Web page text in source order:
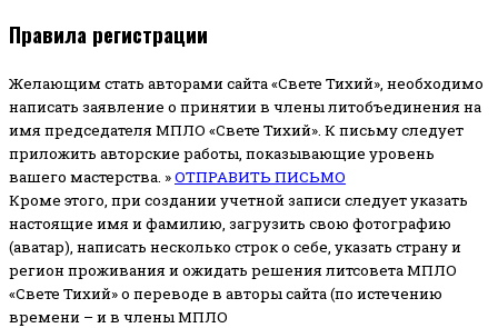
Правила регистрации
Желающим стать авторами сайта «Свете Тихий», необходимо
написать заявление о принятии в члены литобъединения на
имя председателя МПЛО «Свете Тихий». К письму следует
приложить авторские работы, показывающие уровень
вашего мастерства. »ОТПРАВИТЬ ПИСЬМО
Кроме этого, при создании учетной записи следует указать
настоящие имя и фамилию, загрузить свою фотографию
(аватар), написать несколько строк о себе, указать страну и
регион проживания и ожидать решения литсовета МПЛО
«Свете Тихий» о переводе в авторы сайта (по истечению
времени – и в члены МПЛО